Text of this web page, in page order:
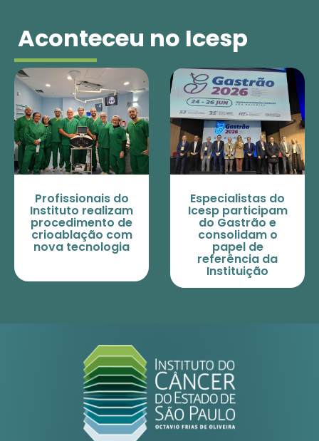
Aconteceu no Icesp
Profissionais do
Instituto realizam
procedimento de
crioablação com
nova tecnologia
Especialistas do
Icesp participam
do Gastrão e
consolidam o
papel de
referência da
Instituição